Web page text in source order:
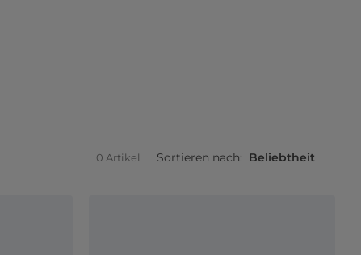
0 Artikel Sortieren nach: Beliebtheit